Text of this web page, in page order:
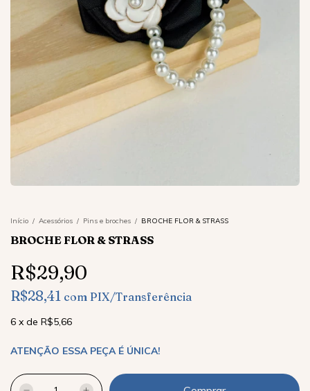
Início / Acessórios / Pins e broches / BROCHE FLOR & STRASS
BROCHE FLOR & STRASS
R$29,90
R$28,41 com PIX/Transferência
6 x de R$5,66
ATENÇÃO ESSA PEÇA É ÚNICA!